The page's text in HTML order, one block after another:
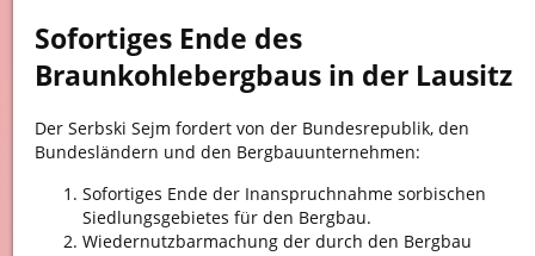
Sofortiges Ende des
Braunkohlebergbaus in der Lausitz
Der Serbski Sejm fordert von der Bundesrepublik, den
Bundesländern und den Bergbauunternehmen:
Sofortiges Ende der Inanspruchnahme sorbischen
Siedlungsgebietes für den Bergbau.
Wiedernutzbarmachung der durch den Bergbau